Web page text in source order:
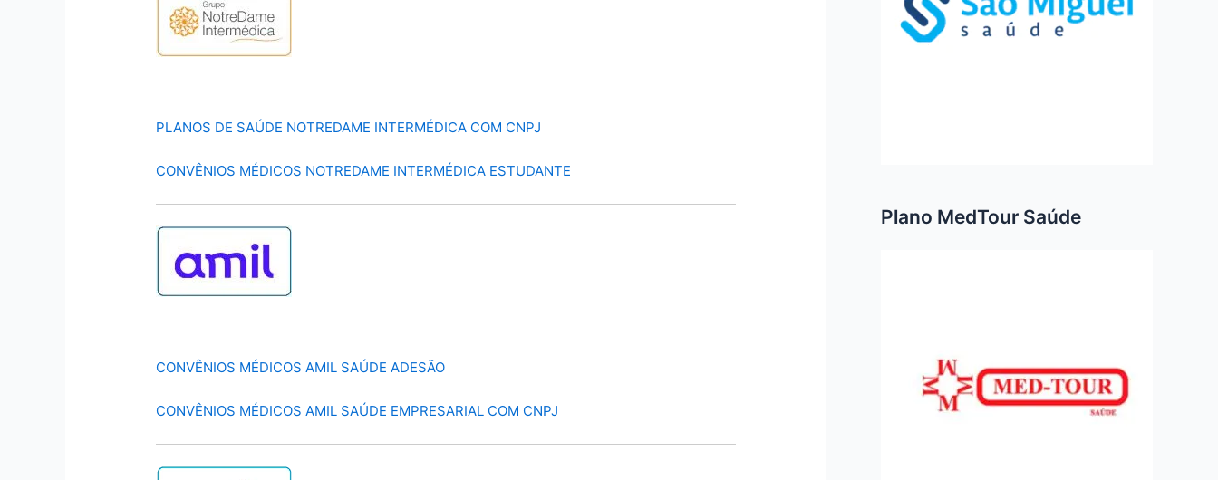
PLANOS DE SAÚDE NOTREDAME INTERMÉDICA COM CNPJ
CONVÊNIOS MÉDICOS NOTREDAME INTERMÉDICA ESTUDANTE
CONVÊNIOS MÉDICOS AMIL SAÚDE ADESÃO
CONVÊNIOS MÉDICOS AMIL SAÚDE EMPRESARIAL COM CNPJ
Plano MedTour Saúde